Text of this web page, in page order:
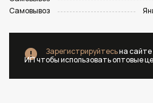
Самовывоз
Зарегистрируйтесьна сайте
ИП чтобы использовать оптовые